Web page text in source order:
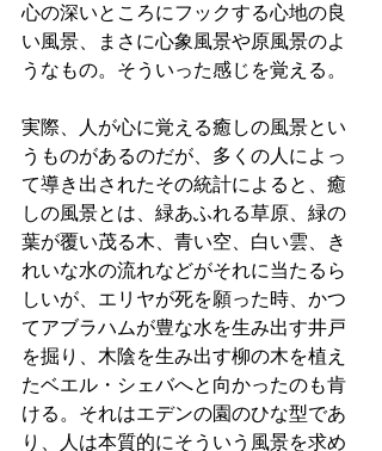
心の深いところにフックする心地の良
い風景、まさに心象風景や原風景のよ
うなもの。そういった感じを覚える。
実際、人が心に覚える癒しの風景とい
うものがあるのだが、多くの人によっ
て導き出されたその統計によると、癒
しの風景とは、緑あふれる草原、緑の
葉が覆い茂る木、青い空、白い雲、き
れいな水の流れなどがそれに当たるら
しいが、エリヤが死を願った時、かつ
てアブラハムが豊な水を生み出す井戸
を掘り、木陰を生み出す柳の木を植え
たベエル・シェバへと向かったのも肯
ける。それはエデンの園のひな型であ
り、人は本質的にそういう風景を求め